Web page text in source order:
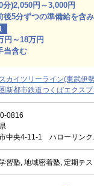
分)2,050円～3,000円
5分ずつの準備給を含
円～18万円
当含む
カイツリーライン(東武伊
新都市鉄道つくばエクス
0816
中央4-11-1 ハローリンク
習塾, 地域密着塾, 定期テス